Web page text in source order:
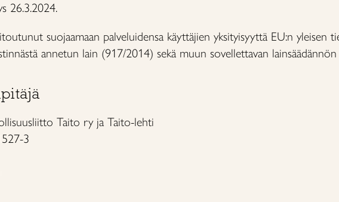
26.3.2024.
suojaamaan palveluidensa käyttäjien yksityisyyttä EU:n yleisen
annetun lain (917/2014) sekä muun sovellettavan lainsäädännön
Taito ry ja Taito-lehti
3